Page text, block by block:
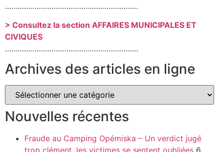
………………………………………………………
> Consultez la section AFFAIRES MUNICIPALES ET
CIVIQUES
………………………………………………………
Archives des articles en ligne
Nouvelles récentes
Fraude au Camping Opémiska – Un verdict jugé